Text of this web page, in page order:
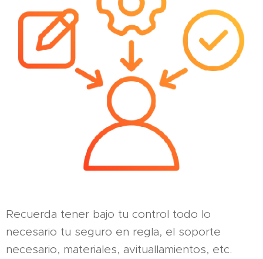
Recuerda tener bajo tu control todo lo
necesario tu seguro en regla, el soporte
necesario, materiales, avituallamientos, etc.